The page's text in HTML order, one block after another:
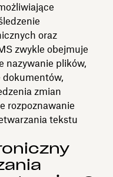
oraz
zwykle obejmuje
nazywanie plików,
dokumentów,
zmian
rozpoznawanie
tekstu